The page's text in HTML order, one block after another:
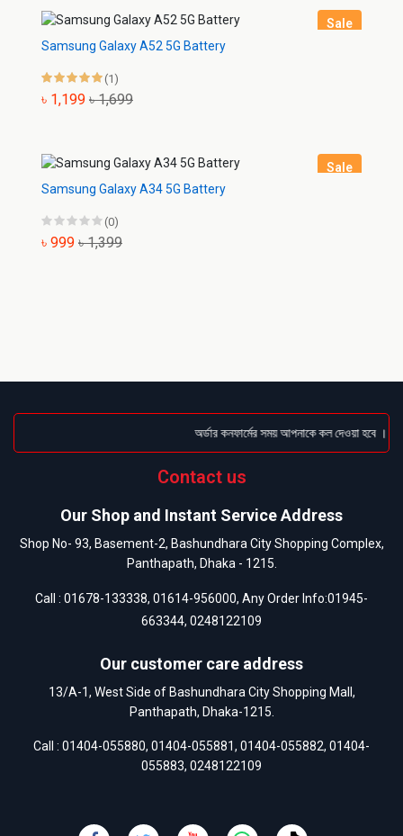
Sale
Samsung Galaxy A52 5G Battery
(1)
৳ 1,199 ৳ 1,699
Sale
Samsung Galaxy A34 5G Battery
(0)
৳ 999 ৳ 1,399
অর্ডার কনফার্মের সময় আপনাকে কল দেওয়া হবে ।
Contact us
Our Shop and Instant Service Address
Shop No- 93, Basement-2, Bashundhara City Shopping Complex,
Panthapath, Dhaka - 1215.
Call : 01678-133338, 01614-956000, Any Order Info:01945-
663344, 0248122109
Our customer care address
13/A-1, West Side of Bashundhara City Shopping Mall,
Panthapath, Dhaka-1215.
Call : 01404-055880, 01404-055881, 01404-055882, 01404-
055883, 0248122109